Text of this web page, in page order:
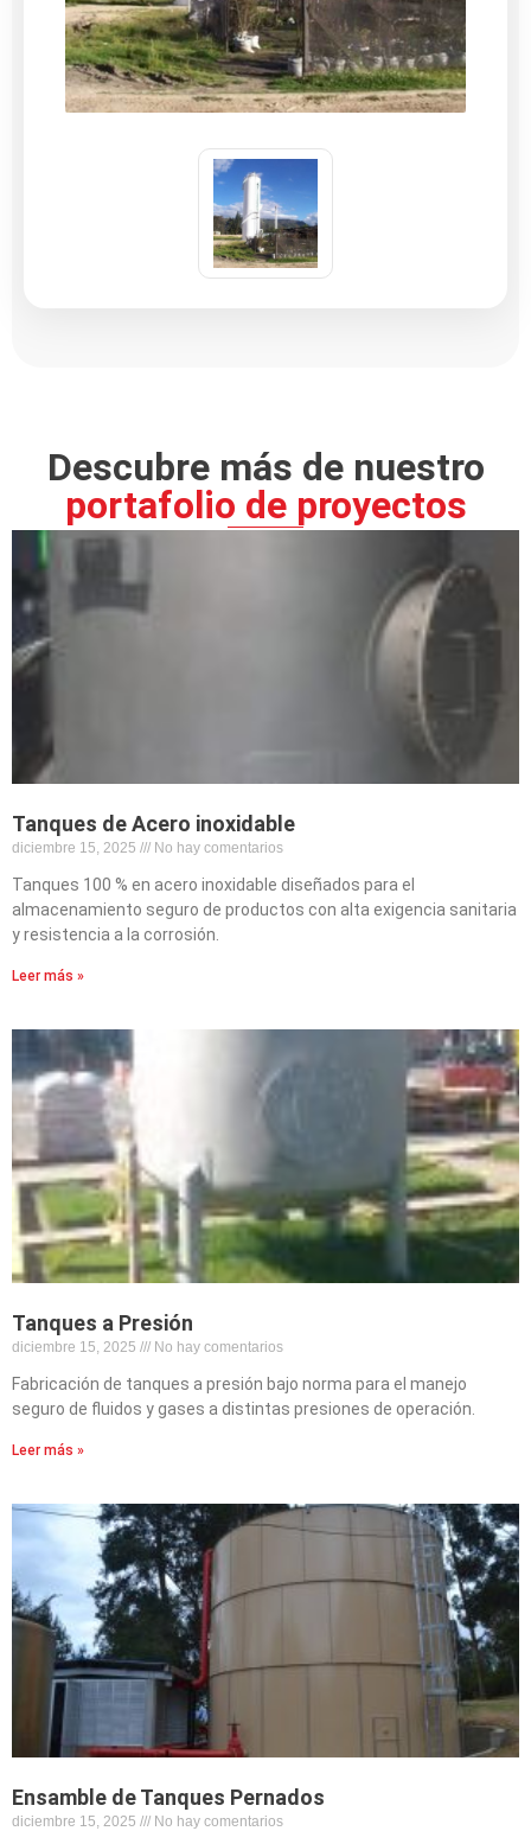
Descubre más de nuestro
portafolio de proyectos
Tanques de Acero inoxidable
diciembre 15, 2025 No hay comentarios
Tanques 100 % en acero inoxidable diseñados para el
almacenamiento seguro de productos con alta exigencia sanitaria
y resistencia a la corrosión.
Leer más »
Tanques a Presión
diciembre 15, 2025 No hay comentarios
Fabricación de tanques a presión bajo norma para el manejo
seguro de fluidos y gases a distintas presiones de operación.
Leer más »
Ensamble de Tanques Pernados
diciembre 15, 2025 No hay comentarios